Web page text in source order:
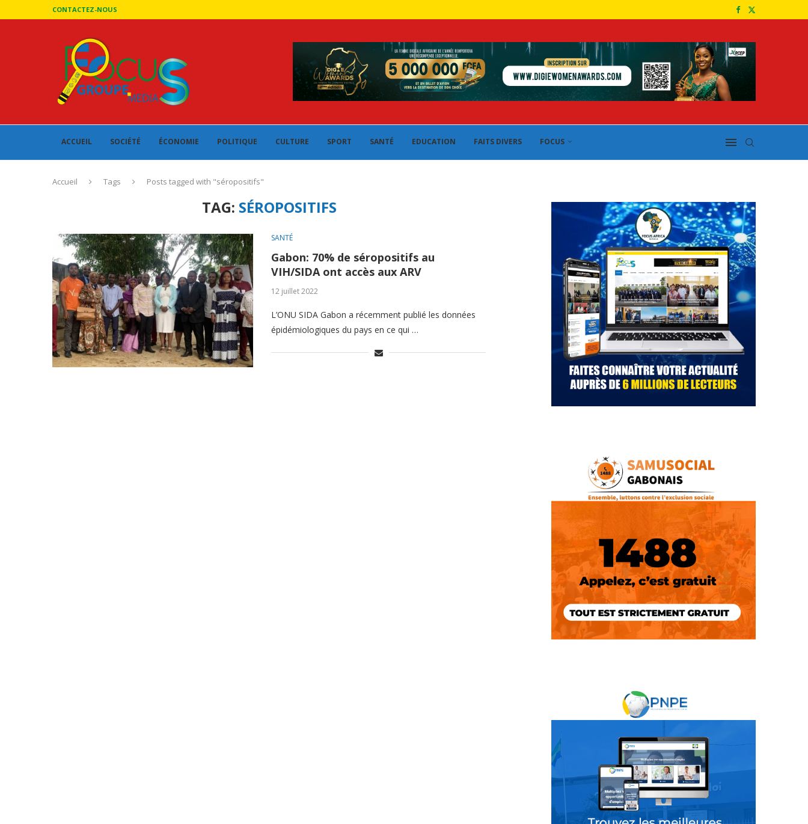
CONTACTEZ-NOUS
ACCUEIL SOCIÉTÉ ÉCONOMIE POLITIQUE CULTURE SPORT SANTÉ EDUCATION FAITS DIVERS FOCUS
Accueil Tags Posts tagged with "séropositifs"
TAG: SÉROPOSITIFS
SANTÉ
Gabon: 70% de séropositifs au
VIH/SIDA ont accès aux ARV
12 juillet 2022
L’ONU SIDA Gabon a récemment publié les données
épidémiologiques du pays en ce qui …